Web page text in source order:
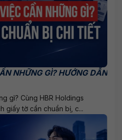
NHỮNG GÌ? HƯỚNG DẪN
gì? Cùng HBR Holdings
giấy tờ cần chuẩn bị, c...